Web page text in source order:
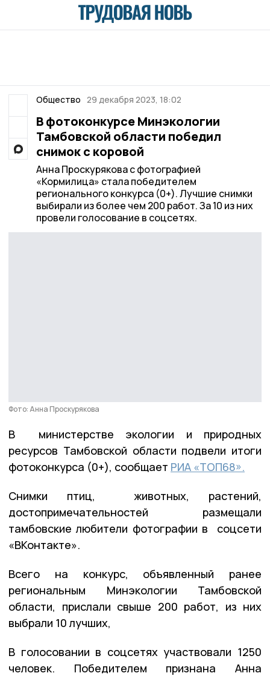
Общество 29 декабря 2023, 18:02
В фотоконкурсе Минэкологии
Тамбовской области победил
снимок с коровой
Анна Проскурякова с фотографией
«Кормилица» стала победителем
регионального конкурса (0+). Лучшие снимки
выбирали из более чем 200 работ. За 10 из них
провели голосование в соцсетях.
Фото: Анна Проскурякова
В министерстве экологии и природных
ресурсов Тамбовской области подвели итоги
фотоконкурса (0+), сообщает РИА «ТОП68».
Снимки птиц, животных, растений,
достопримечательностей размещали
тамбовские любители фотографии в соцсети
«ВКонтакте».
Всего на конкурс, объявленный ранее
региональным Минэкологии Тамбовской
области, прислали свыше 200 работ, из них
выбрали 10 лучших,
В голосовании в соцсетях участвовали 1250
человек. Победителем признана Анна